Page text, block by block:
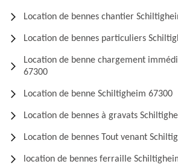
Location de bennes chantier
Location de bennes particuliers
Location de benne chargement
67300
Location de benne Schiltigheim 67300
Location de bennes à gravats
Location de bennes Tout venant
location de bennes ferraille